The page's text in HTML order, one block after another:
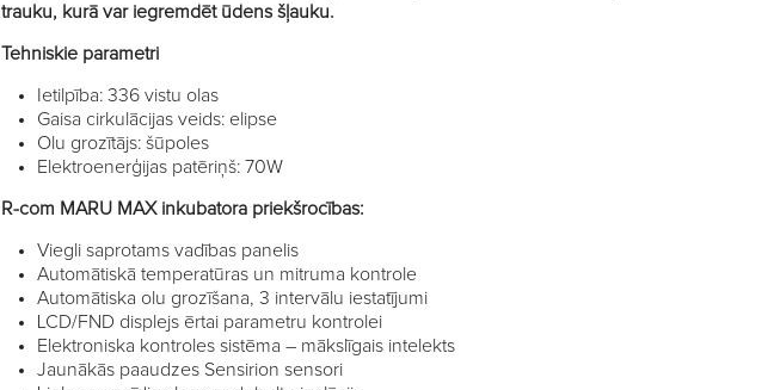
trauku, kurā var iegremdēt ūdens šļauku.
Tehniskie parametri
Ietilpība: 336 vistu olas
Gaisa cirkulācijas veids: elipse
Olu grozītājs: šūpoles
Elektroenerģijas patēriņš: 70W
R-com MARU MAX inkubatora priekšrocības:
Viegli saprotams vadības panelis
Automātiskā temperatūras un mitruma kontrole
Automātiska olu grozīšana, 3 intervālu iestatījumi
LCD/FND displejs ērtai parametru kontrolei
Elektroniska kontroles sistēma – mākslīgais intelekts
Jaunākās paaudzes Sensirion sensori